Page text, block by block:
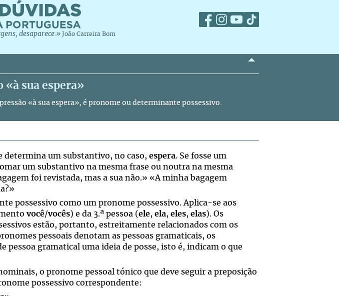
desaparece.» João Carreira Bom
«à sua espera»
«à sua espera», é pronome ou determinante possessivo.
determina um substantivo, no caso, espera. Se fosse um
um substantivo na mesma frase ou noutra na mesma
foi revistada, mas a sua não.» «A minha bagagem
possessivo como um pronome possessivo. Aplica-se aos
você/vocês) e da 3.ª pessoa (ele, ela, eles, elas). Os
estão, portanto, estreitamente relacionados com os
pessoais denotam as pessoas gramaticais, os
pessoa gramatical uma ideia de posse, isto é, indicam o que
o pronome pessoal tónico que deve seguir a preposição
possessivo correspondente: